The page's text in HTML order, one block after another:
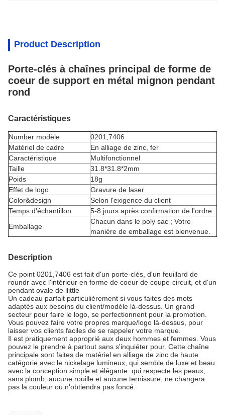
Product Description
Porte-clés à chaînes principal de forme de
coeur de support en métal mignon pendant
rond
Caractéristiques
Number modèle
0201,7406
Matériel de cadre
En alliage de zinc , fer
Caractéristique
Multifonctionnel
Taille
31.8*31.8*2mm
Poids
18g
Effet de logo
Gravure de laser
Color&design
Selon l'exigence du client
Temps d'échantillon
5-8 jours après confirmation de l'ordre
Emballage
Chacun dans le poly sac ; Votre
manière de emballage est bienvenue.
Description
Ce point 0201,7406 est fait d'un porte-clés, d'un feuillard de
roundr avec l'intérieur en forme de coeur de coupe-circuit, et d'un
pendant ovale de llittle
Un cadeau parfait particulièrement si vous faites des mots
adaptés aux besoins du client/modèle là-dessus. Un grand
secteur pour faire le logo, se perfectionnent pour la promotion.
Vous pouvez faire votre propres marque/logo là-dessus, pour
laisser vos clients faciles de se rappeler votre marque.
Il est pratiquement approprié aux deux hommes et femmes. Vous
pouvez le prendre à partout sans s'inquiéter pour. Cette chaîne
principale sont faites de matériel en alliage de zinc de haute
catégorie avec le nickelage lumineux, qui semble de luxe et beau
avec la conception simple et élégante. qui respecte les peaux,
sans plomb, aucune rouille et aucune ternissure, ne changera
pas la couleur ou n'obtiendra pas foncé.